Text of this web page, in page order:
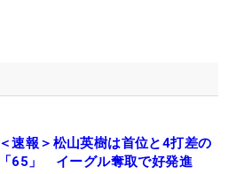
＜速報＞松山英樹は首位と4打差の
「65」 イーグル奪取で好発進